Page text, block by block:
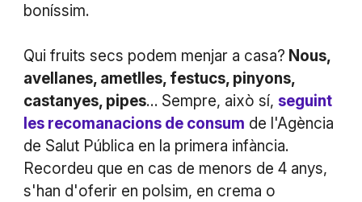
boníssim.
Qui fruits secs podem menjar a casa? Nous,
avellanes, ametlles, festucs, pinyons,
castanyes, pipes… Sempre, això sí, seguint
les recomanacions de consum de l'Agència
de Salut Pública en la primera infància.
Recordeu que en cas de menors de 4 anys,
s'han d'oferir en polsim, en crema o